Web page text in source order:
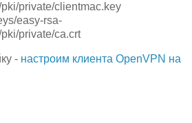
private/clientmac.key
easy-rsa-
private/ca.crt
- настроим клиента OpenVPN на